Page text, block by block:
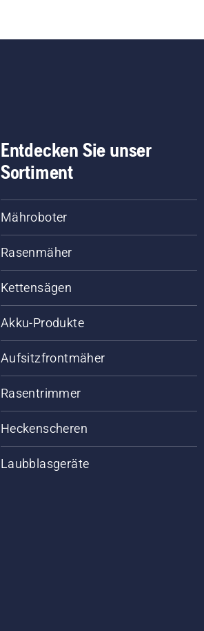
Entdecken Sie unser
Sortiment
Mähroboter
Rasenmäher
Kettensägen
Akku-Produkte
Aufsitzfrontmäher
Rasentrimmer
Heckenscheren
Laubblasgeräte